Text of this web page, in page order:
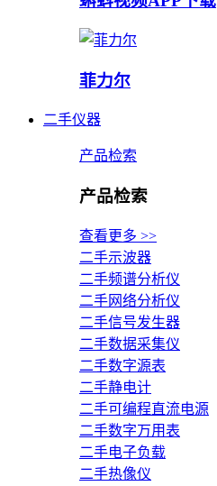
菲力尔
二手仪器
产品检索
产品检索
查看更多 >>
二手示波器
二手频谱分析仪
二手网络分析仪
二手信号发生器
二手数据采集仪
二手数字源表
二手静电计
二手可编程直流电源
二手数字万用表
二手电子负载
二手热像仪